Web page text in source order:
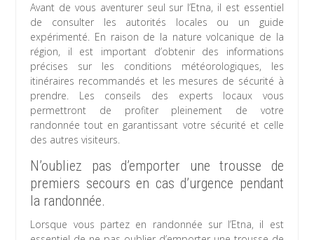
Avant de vous aventurer seul sur l’Etna, il est essentiel
de consulter les autorités locales ou un guide
expérimenté. En raison de la nature volcanique de la
région, il est important d’obtenir des informations
précises sur les conditions météorologiques, les
itinéraires recommandés et les mesures de sécurité à
prendre. Les conseils des experts locaux vous
permettront de profiter pleinement de votre
randonnée tout en garantissant votre sécurité et celle
des autres visiteurs.
N’oubliez pas d’emporter une trousse de
premiers secours en cas d’urgence pendant
la randonnée.
Lorsque vous partez en randonnée sur l’Etna, il est